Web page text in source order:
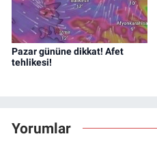
Pazar gününe dikkat! Afet
tehlikesi!
Yorumlar